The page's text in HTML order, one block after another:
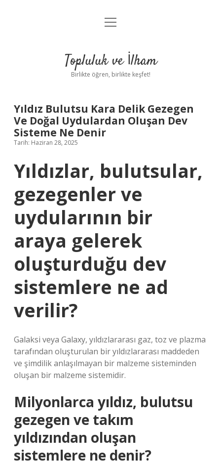
Anasayfa
Yasal Uyarı
menüyü
Topluluk ve İlham
Birlikte öğren, birlikte keşfet!
Yıldız Bulutsu Kara Delik Gezegen
Ve Doğal Uydulardan Oluşan Dev
Sisteme Ne Denir
Tarih: Haziran 28, 2025
Yıldızlar, bulutsular,
gezegenler ve
uydularının bir
araya gelerek
oluşturduğu dev
sistemlere ne ad
verilir?
Galaksi veya Galaxy, yıldızlararası gaz, toz ve plazma
tarafından oluşturulan bir yıldızlararası maddeden
ve şimdilik anlaşılmayan bir malzeme sisteminden
oluşan bir malzeme sistemidir.
Milyonlarca yıldız, bulutsu
gezegen ve takım
yıldızından oluşan
sistemlere ne denir?